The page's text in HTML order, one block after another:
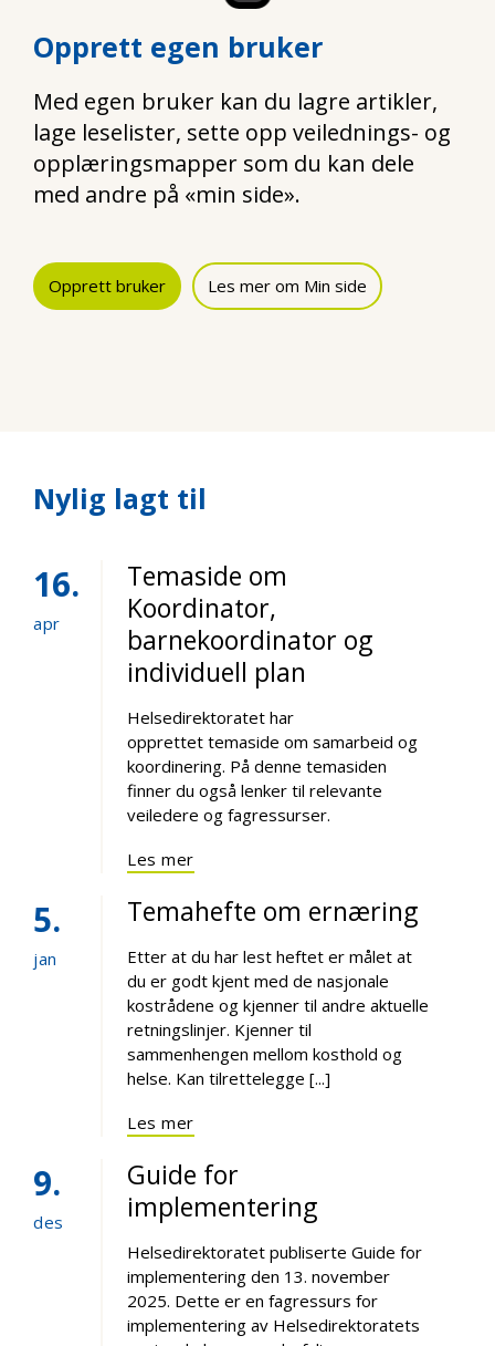
Opprett egen bruker
Med egen bruker kan du lagre artikler,
lage leselister, sette opp veilednings- og
opplæringsmapper som du kan dele
med andre på «min side».
Opprett bruker Les mer om Min side
Nylig lagt til
16
apr
Temaside om
Koordinator,
barnekoordinator og
individuell plan
Helsedirektoratet har
opprettet temaside om samarbeid og
koordinering. På denne temasiden
finner du også lenker til relevante
veiledere og fagressurser.
Les mer
5
jan
Temahefte om ernæring
Etter at du har lest heftet er målet at
du er godt kjent med de nasjonale
kostrådene og kjenner til andre aktuelle
retningslinjer. Kjenner til
sammenhengen mellom kosthold og
helse. Kan tilrettelegge [...]
Les mer
9
des
Guide for
implementering
Helsedirektoratet publiserte Guide for
implementering den 13. november
2025. Dette er en fagressurs for
implementering av Helsedirektoratets